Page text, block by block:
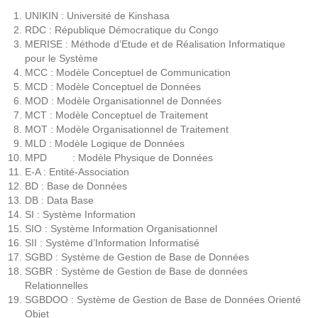
UNIKIN : Université de Kinshasa
RDC : République Démocratique du Congo
MERISE : Méthode d’Etude et de Réalisation Informatique
pour le Système
MCC : Modèle Conceptuel de Communication
MCD : Modèle Conceptuel de Données
MOD : Modèle Organisationnel de Données
MCT : Modèle Conceptuel de Traitement
MOT : Modèle Organisationnel de Traitement
MLD : Modèle Logique de Données
MPD : Modèle Physique de Données
E-A : Entité-Association
BD : Base de Données
DB : Data Base
SI : Système Information
SIO : Système Information Organisationnel
SII : Système d’Information Informatisé
SGBD : Système de Gestion de Base de Données
SGBR : Système de Gestion de Base de données
Relationnelles
SGBDOO : Système de Gestion de Base de Données Orienté
Objet